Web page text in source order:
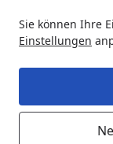
Sie können Ihre
Einstellungen